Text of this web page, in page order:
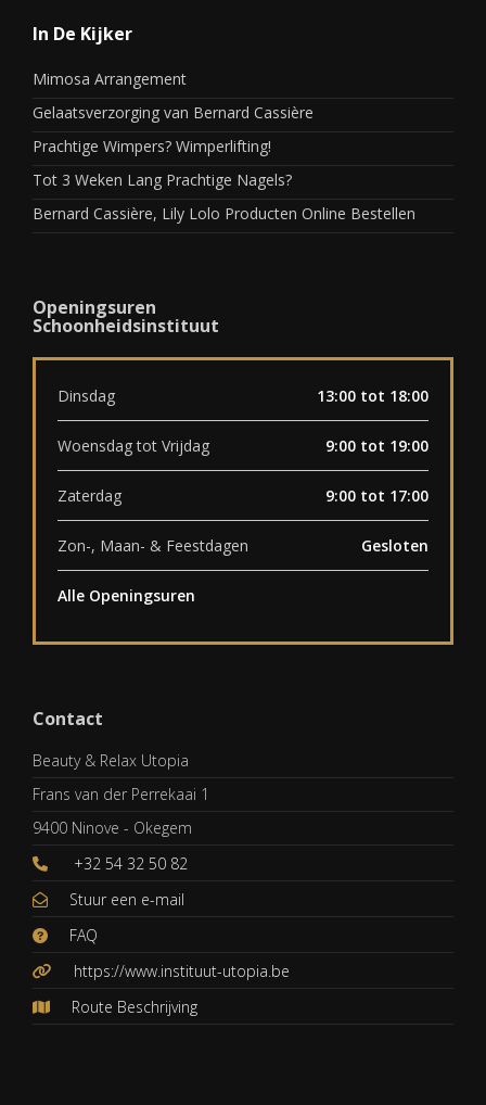
In De Kijker
Mimosa Arrangement
Gelaatsverzorging van Bernard Cassière
Prachtige Wimpers? Wimperlifting!
Tot 3 Weken Lang Prachtige Nagels?
Bernard Cassière, Lily Lolo Producten Online Bestellen
Openingsuren
Schoonheidsinstituut
Dinsdag 13:00 tot 18:00
Woensdag tot Vrijdag 9:00 tot 19:00
Zaterdag 9:00 tot 17:00
Zon-, Maan- & Feestdagen Gesloten
Alle Openingsuren
Contact
Beauty & Relax Utopia
Frans van der Perrekaai 1
9400 Ninove - Okegem
+32 54 32 50 82
Stuur een e-mail
FAQ
https://www.instituut-utopia.be
Route Beschrijving